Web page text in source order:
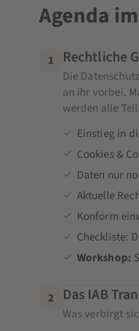
Agenda
1 Rechtliche
Die
an ihr vorbei.
werden alle
Einstieg in
Cookies &
Daten nur
Aktuelle
Konform
Checkliste:
Workshop:
2 Das IAB
Was verbirgt